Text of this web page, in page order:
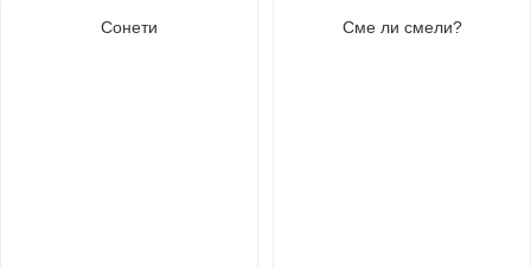
Сонети Сме ли смели?